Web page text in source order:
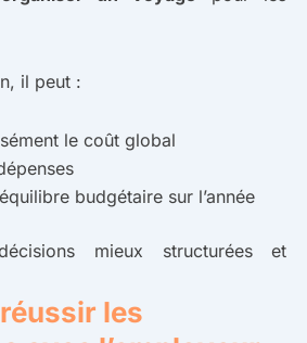
il peut :
le coût global
budgétaire sur l’année
mieux structurées et
les